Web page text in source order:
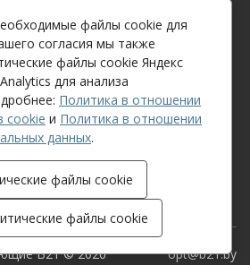
обработки файлов cookie
персональных данных
B21 © 2026 opt@b21.by
файлы cookie для
согласия мы также
файлы cookie Яндекс
для анализа
Политика в отношении
cookie и Политика в отношении
данных.
файлы cookie
файлы cookie